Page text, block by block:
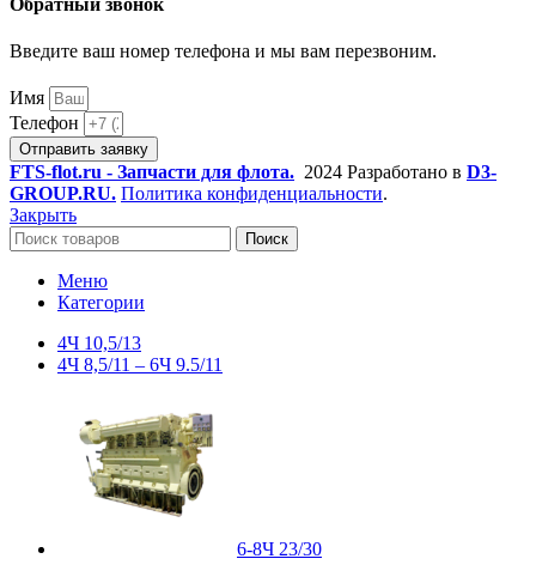
Обратный звонок
Введите ваш номер телефона и мы вам перезвоним.
Имя
Телефон
Отправить заявку
FTS-flot.ru - Запчасти для флота. 2024 Разработано в D3-
GROUP.RU. Политика конфиденциальности.
Закрыть
Поиск
Меню
Категории
4Ч 10,5/13
4Ч 8,5/11 – 6Ч 9.5/11
6-8Ч 23/30